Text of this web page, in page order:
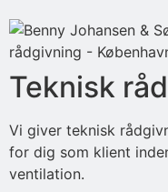
Teknisk
Vi giver teknisk
for dig som klient
ventilation.